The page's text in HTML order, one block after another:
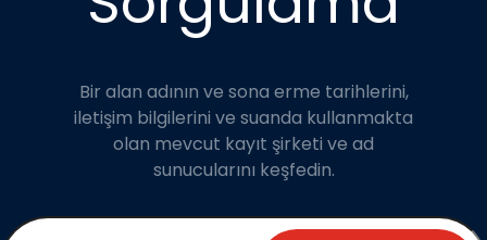
Bir alan adının ve sona erme tarihlerini,
iletişim bilgilerini ve suanda kullanmakta
olan mevcut kayıt şirketi ve ad
sunucularını keşfedin.